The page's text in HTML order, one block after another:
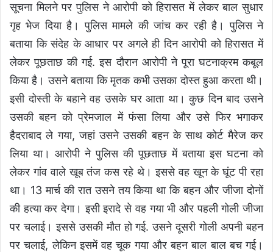
सूचना मिलने पर पुलिस ने आरोपी को हिरासत में लेकर बाल सुधार
गृह भेज दिया है। पुलिस मामले की जांच कर रही है। पुलिस ने
बताया कि संदेह के आधार पर अगले ही दिन आरोपी को हिरासत में
लेकर पूछताछ की गई. इस दौरान आरोपी ने पूरा घटनाक्रम कबूल
किया है। उसने बताया कि मृतक कभी उसका दोस्त हुआ करता थी।
इसी दोस्ती के बहाने वह उसके घर आता था। कुछ दिन बाद उसने
उसकी बहन को प्रेमजाल में फंसा लिया और उसे फिर भगाकर
हैदराबाद ले गया, जहां उसने उसकी बहन के साथ कोर्ट मैरेज कर
लिया था। आरोपी ने पुलिस की पूछताछ में बताया इस घटना को
लेकर गांव वाले खूब तंज कस रहे थे। इससे वह खून के घूंट पी रहा
था। 13 मार्च की रात उसने तय किया था कि बहन और जीजा दोनों
की हत्या कर देगा। इसी इरादे से वह गया भी और पहली गोली जीजा
पर चलाई। इससे उसकी मौत हो गई. उसने दूसरी गोली अपनी बहन
पर चलाई, लेकिन इसमें वह चूक गया और बहन बाल बाल बच गई।